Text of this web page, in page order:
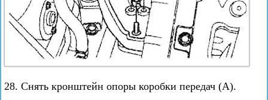
28. Снять кронштейн опоры коробки передач (А).